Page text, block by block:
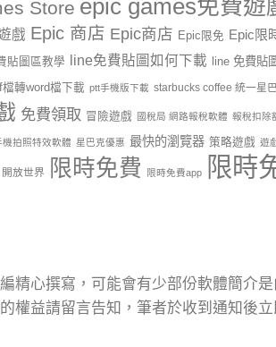
Store epic games免費遊
戲 Epic 商店 Epic商店 Epic限免 Epic限
貼圖區教學 line免費貼圖如何下載 line 免費貼
檔轉word檔下載 ptt手機版下載 starbucks coffee 統一星
免費領取 冒險遊戲 國稅局 網路報稅軟體 報稅扣除
機拍照特效軟體 星巴克優惠 最快的瀏覽器 策略遊戲 遊
開放世界 限時免費 限時免費app 限時
精心撰寫，可能會有少部份軟體簡介
權益請留言告知，筆者於收到通知後